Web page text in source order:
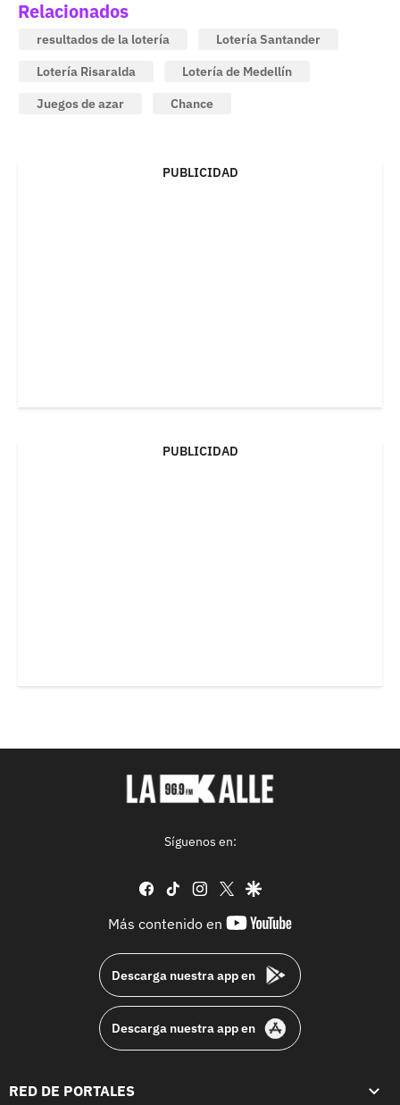
Relacionados
resultados de la lotería
Lotería Santander
Lotería Risaralda
Lotería de Medellín
Juegos de azar
Chance
PUBLICIDAD
PUBLICIDAD
Síguenos en:
facebook
tiktok instagram
twittergoogle
Más contenido en
youtube-
Descarga nuestra app en
Descarga nuestra app en
RED DE PORTALES